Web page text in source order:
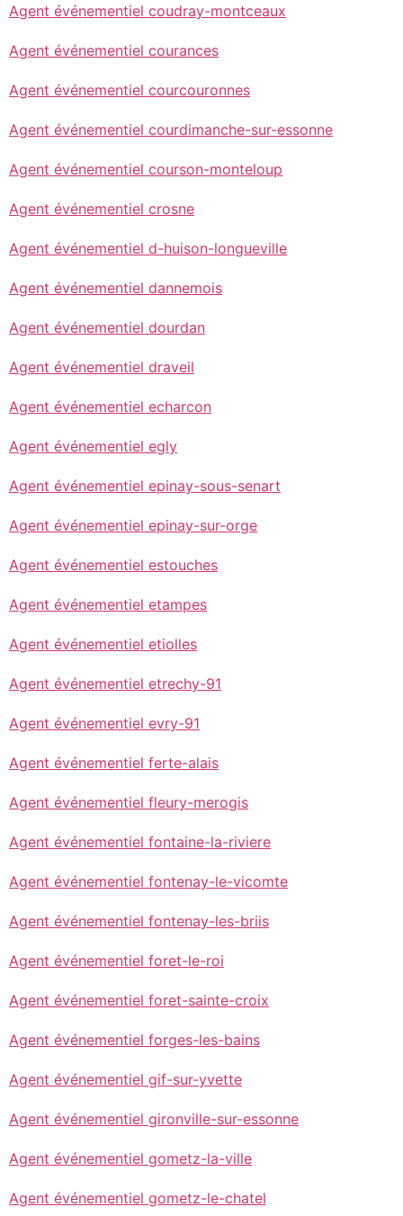
Agent événementiel coudray-montceaux
Agent événementiel courances
Agent événementiel courcouronnes
Agent événementiel courdimanche-sur-essonne
Agent événementiel courson-monteloup
Agent événementiel crosne
Agent événementiel d-huison-longueville
Agent événementiel dannemois
Agent événementiel dourdan
Agent événementiel draveil
Agent événementiel echarcon
Agent événementiel egly
Agent événementiel epinay-sous-senart
Agent événementiel epinay-sur-orge
Agent événementiel estouches
Agent événementiel etampes
Agent événementiel etiolles
Agent événementiel etrechy-91
Agent événementiel evry-91
Agent événementiel ferte-alais
Agent événementiel fleury-merogis
Agent événementiel fontaine-la-riviere
Agent événementiel fontenay-le-vicomte
Agent événementiel fontenay-les-briis
Agent événementiel foret-le-roi
Agent événementiel foret-sainte-croix
Agent événementiel forges-les-bains
Agent événementiel gif-sur-yvette
Agent événementiel gironville-sur-essonne
Agent événementiel gometz-la-ville
Agent événementiel gometz-le-chatel